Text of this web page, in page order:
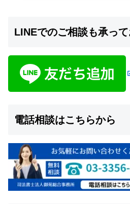
LINEでのご相談も承って
電話相談はこちらから